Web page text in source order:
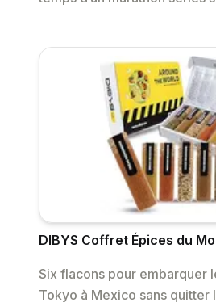
DIBYS Coffret Épices du
Six flacons pour embarquer
Tokyo à Mexico sans quitter